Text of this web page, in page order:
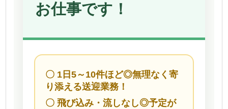
お仕事です！
〇 1日5～10件ほど◎無理なく寄
り添える送迎業務！
〇 飛び込み・流しなし◎予定が